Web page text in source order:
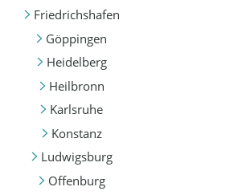
Friedrichshafen
Göppingen
Heidelberg
Heilbronn
Karlsruhe
Konstanz
Ludwigsburg
Offenburg